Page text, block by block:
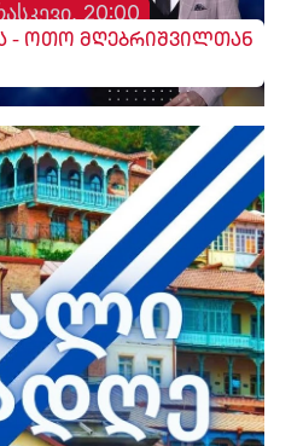
20:00
- ოთო მღებრიშვილთან